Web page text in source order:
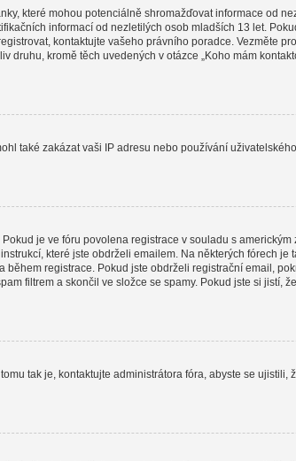
které mohou potenciálně shromažďovat informace od
informací od nezletilých osob mladších 13 let.
kontaktujte vašeho právního poradce. Vezměte
kromě těch uvedených v otázce „Koho mám
také zakázat vaši IP adresu nebo používání
je ve fóru povolena registrace v souladu s
které jste obdrželi emailem. Na některých fórech je
registrace. Pokud jste obdrželi registrační email,
filtrem a skončil ve složce se spamy. Pokud jste si jistí,
tak je, kontaktujte administrátora fóra, abyste se ujistili,